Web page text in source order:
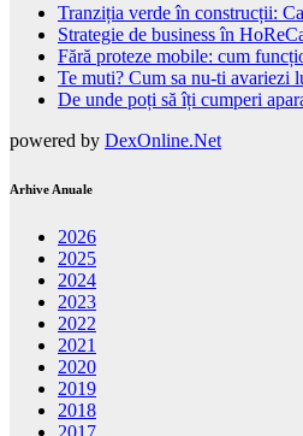
Tranziția verde în construcții:
Strategie de business în
Fără proteze mobile: cum
Te muti? Cum sa nu-ti avariezi
De unde poți să îți cumperi
powered by DexOnline.Net
Arhive Anuale
2026
2025
2024
2023
2022
2021
2020
2019
2018
2017